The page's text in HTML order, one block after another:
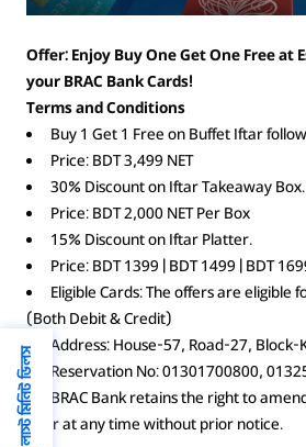
লাস্ট মিনিট ডিলস
Offer: Enjoy Buy One Get One Free at
your BRAC Bank Cards!
Terms and Conditions
Buy 1 Get 1 Free on Buffet Iftar
Price: BDT 3,499 NET
30% Discount on Iftar Takeaway Box.
Price: BDT 2,000 NET Per Box
15% Discount on Iftar Platter.
Price: BDT 1399 | BDT 1499 | BDT
Eligible Cards: The offers are eligible
(Both Debit & Credit)
Address: House-57, Road-27,
Reservation No: 01301700800,
BRAC Bank retains the right to
offer at any time without prior notice.